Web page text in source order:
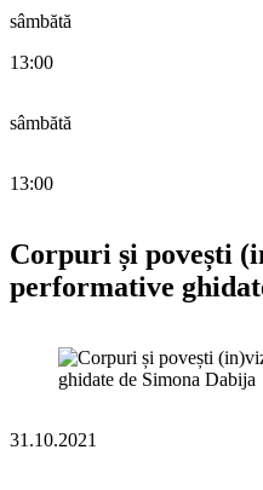
sâmbătă
13:00
sâmbătă
13:00
Corpuri și povești
performative
31.10.2021